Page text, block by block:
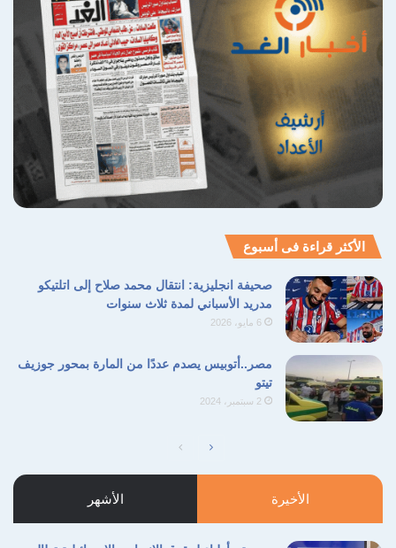
المقاومة العراقية الموجة الصاروخية
تل أبيب
نسخ الرابط
الأكثر قراءة فى أسبوع
صحيفة انجليزية: انتقال محمد صلاح إلى اتلتيكو
مدريد الأسباني لمدة ثلاث سنوات
6 مايو، 2026
مصر..أتوبيس يصدم عددًا من المارة بمحور جوزيف
تيتو
2 سبتمبر، 2024
الصفحة
السابقة
الصفحة
التالية
الأخيرة الأشهر